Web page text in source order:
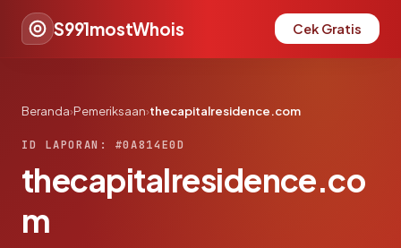
S991mostWhois Cek Gratis
Beranda›Pemeriksaan›thecapitalresidence.com
ID LAPORAN: #0A814E0D
thecapitalresidence.co
m